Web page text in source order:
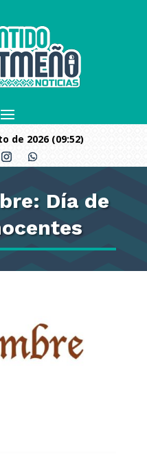
de 2026 (09:52)
Día de